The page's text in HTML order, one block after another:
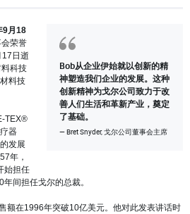
Bob从企业伊始就以创新的精
神塑造我们企业的发展。这种
创新精神为戈尔公司致力于改
善人们生活和革新产业，奠定
了基础。
Bret Snyder, 戈尔公司董事会主席
9月18
荣誉
17日逝
科技
料技
TEX®
器
发展
年，
始担任
间担任戈尔的总裁。
额在1996年突破10亿美元。他对此发表讲话时